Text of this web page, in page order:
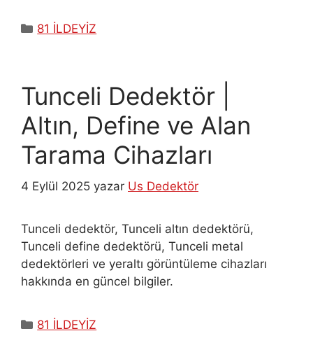
Kategoriler
81 İLDEYİZ
Tunceli Dedektör |
Altın, Define ve Alan
Tarama Cihazları
4 Eylül 2025 yazar Us Dedektör
Tunceli dedektör, Tunceli altın dedektörü,
Tunceli define dedektörü, Tunceli metal
dedektörleri ve yeraltı görüntüleme cihazları
hakkında en güncel bilgiler.
Kategoriler
81 İLDEYİZ